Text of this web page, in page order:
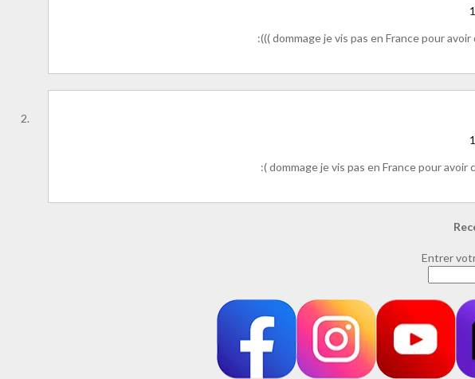
:((( dommage je vis pas en France pour
:( dommage je vis pas en France pour
Entrer